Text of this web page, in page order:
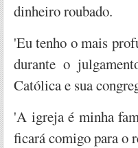
dinheiro roubado.
'Eu tenho o mais
durante o
Católica e sua
'A igreja é minha
ficará comigo para o